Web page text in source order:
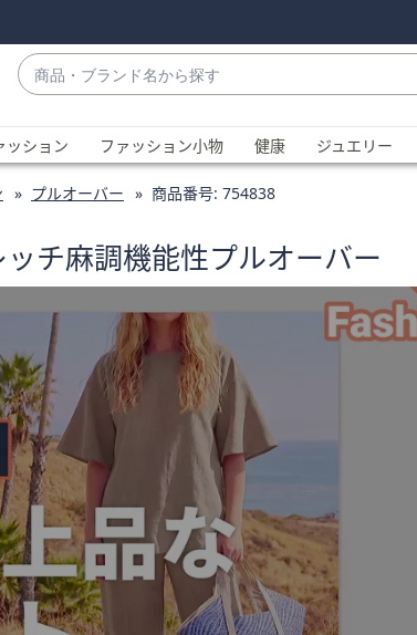
商
品・
ラ
ン
ド
か
ら
補
が
利
能
な
合、
上
下
の
矢
印
キ
ー
ま
た
は
ッション ファッション小物 健康 ジュエリー
プルオーバー 商品番号: 754838
チ麻調機能性プルオーバー